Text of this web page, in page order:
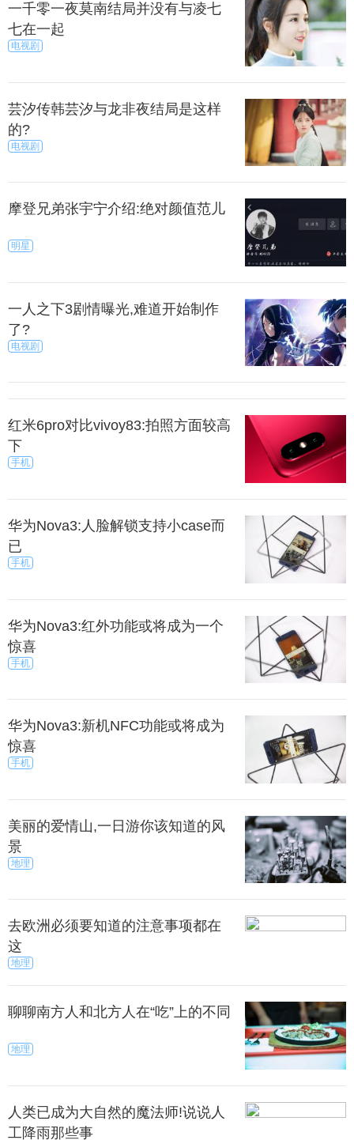
，也有的地方称为聘礼、纳彩等，是中国几千年
来的一种婚嫁风俗。按照这种风俗，男方要娶他家女
子为妻时，应当向女方家下聘礼或彩礼。
上一篇 下一页
来源：今日临沂 秀目网 / 探索 /地理
一千零一夜莫南结局并没有与凌七
七在一起
电视剧
芸汐传韩芸汐与龙非夜结局是这样
的?
电视剧
摩登兄弟张宇宁介绍:绝对颜值范儿
明星
一人之下3剧情曝光,难道开始制作
了?
电视剧
红米6pro对比vivoy83:拍照方面较高
下
手机
华为Nova3:人脸解锁支持小case而
已
手机
华为Nova3:红外功能或将成为一个
惊喜
手机
华为Nova3:新机NFC功能或将成为
惊喜
手机
美丽的爱情山,一日游你该知道的风
景
地理
去欧洲必须要知道的注意事项都在
这
地理
聊聊南方人和北方人在“吃”上的不同
地理
人类已成为大自然的魔法师!说说人
工降雨那些事